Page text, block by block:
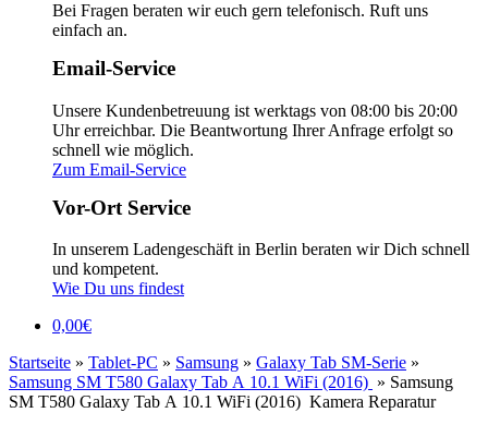
Bei Fragen beraten wir euch gern telefonisch. Ruft uns
einfach an.
Email-Service
Unsere Kundenbetreuung ist werktags von 08:00 bis 20:00
Uhr erreichbar. Die Beantwortung Ihrer Anfrage erfolgt so
schnell wie möglich.
Zum Email-Service
Vor-Ort Service
In unserem Ladengeschäft in Berlin beraten wir Dich schnell
und kompetent.
Wie Du uns findest
0,00€
Startseite » Tablet-PC » Samsung » Galaxy Tab SM-Serie »
Samsung SM T580 Galaxy Tab A 10.1 WiFi (2016) » Samsung
SM T580 Galaxy Tab A 10.1 WiFi (2016) Kamera Reparatur